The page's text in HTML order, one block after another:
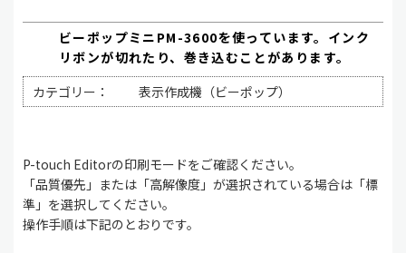
ビーポップミニPM-3600を使っています。インク
リボンが切れたり、巻き込むことがあります。
カテゴリー：
表示作成機（ビーポップ）
P-touch Editorの印刷モードをご確認ください。
「品質優先」または「高解像度」が選択されている場合は「標
準」を選択してください。
操作手順は下記のとおりです。